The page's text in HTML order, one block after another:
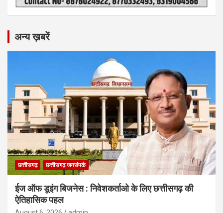
अन्य ख़बरें
छत्तीसगढ़ छत्तीसगढ़ जनसंपर्क
ईज ऑफ डूइंग बिजनेस : निवेशकर्ताओ के लिए छत्तीसगढ़ की
ऐतिहासिक पहल